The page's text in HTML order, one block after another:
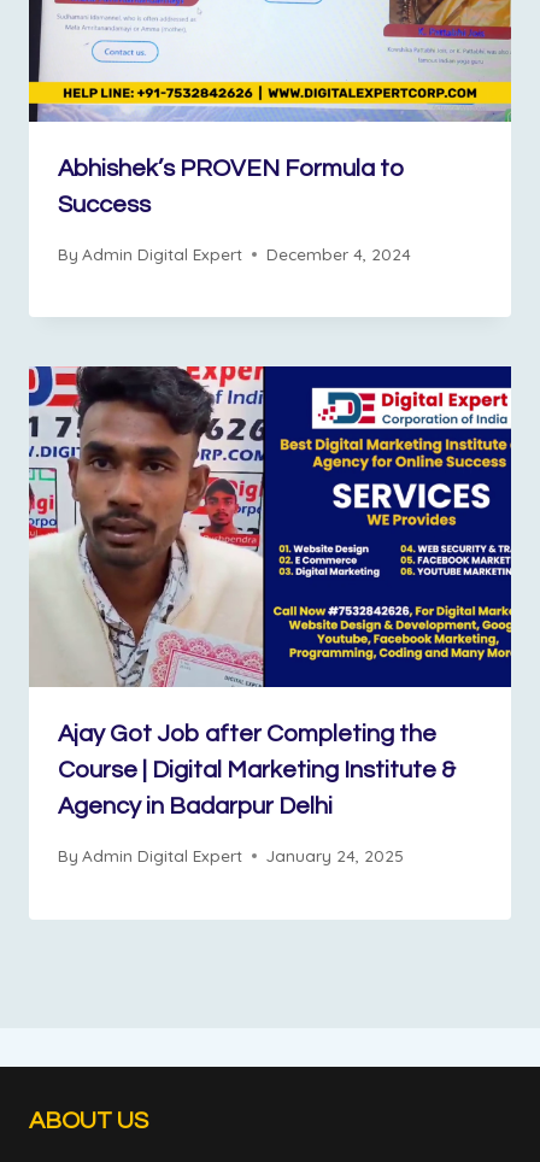
Abhishek’s PROVEN Formula to
Success
By Admin Digital Expert December 4, 2024
Ajay Got Job after Completing the
Course | Digital Marketing Institute &
Agency in Badarpur Delhi
By Admin Digital Expert January 24, 2025
ABOUT US